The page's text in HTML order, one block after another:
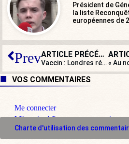
Président de
la liste
européennes de
Prev ARTICLE PRÉCÉDENT
Vaccin : Londres résilie son contrat avec Valneva
VOS COMMENTAIRES
Me connecter
M'inscrire à l'espace commentaire
Charte d'utilisation des